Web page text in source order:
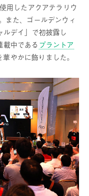
用したアクアテラリウ
また、ゴールデンウィ
ルデイ」で初披露し
載中である プラントア
やかに飾りました。